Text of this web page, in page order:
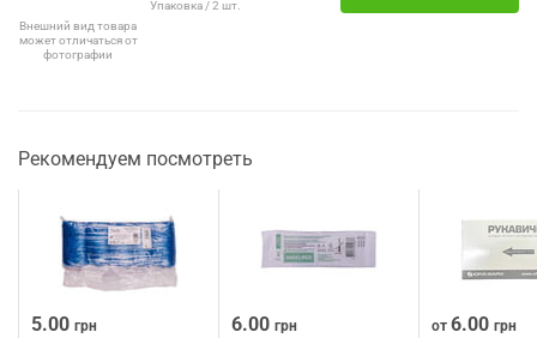
Внешний вид товара
может отличаться от
фотографии
Упаковка / 2 шт.
Рекомендуем посмотреть
5.00 грн 6.00 грн от 6.00 грн